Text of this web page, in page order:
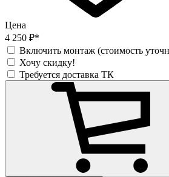
Цена
4 250 ₽*
Включить монтаж (стоимость
Хочу скидку!
Требуется доставка ТК